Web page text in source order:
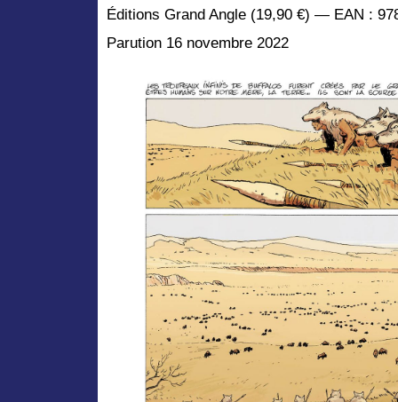
Éditions Grand Angle (19,90 €) — EAN :
Parution 16 novembre 2022